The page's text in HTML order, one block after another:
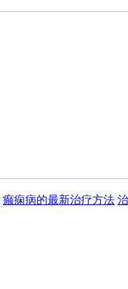
癫痫病的最新治疗方法